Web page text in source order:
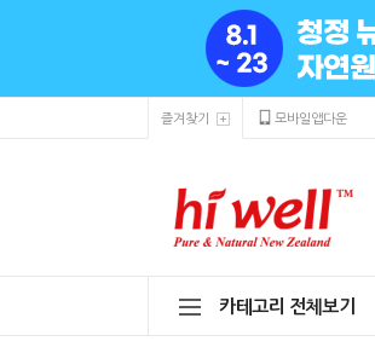
즐겨찾기 모바일앱다운
카테고리 전체보기